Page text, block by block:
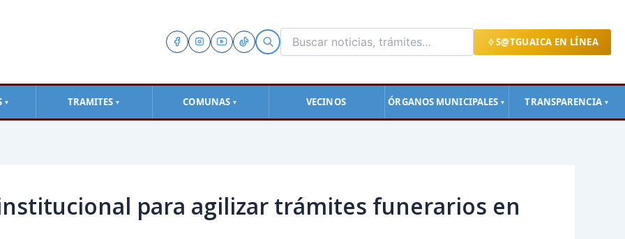
S@TGUAICA EN LÍNEA
▼ TRAMITES ▼ COMUNAS ▼ VECINOS ÓRGANOS MUNICIPALES ▼ TRANSPARENCIA ▼
para agilizar trámites funerarios en